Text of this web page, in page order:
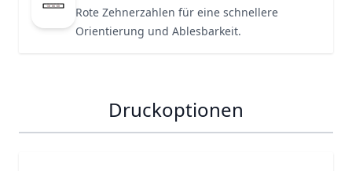
10 20 30
Rote Zehnerzahlen für eine schnellere
Orientierung und Ablesbarkeit.
Druckoptionen